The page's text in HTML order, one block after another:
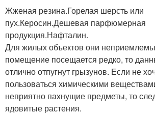
Жженая резина.Горелая шерсть или
пух.Керосин.Дешевая парфюмерная
продукция.Нафталин.
Для жилых объектов они
помещение посещается редко, то
отлично отпугнут грызунов. Если не
пользоваться химическими
неприятно пахнущие предметы, то
ядовитые растения.